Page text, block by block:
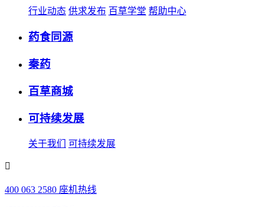
行业动态 供求发布 百草学堂 帮助中心
药食同源
秦药
百草商城
可持续发展
关于我们 可持续发展
400 063 2580 座机热线